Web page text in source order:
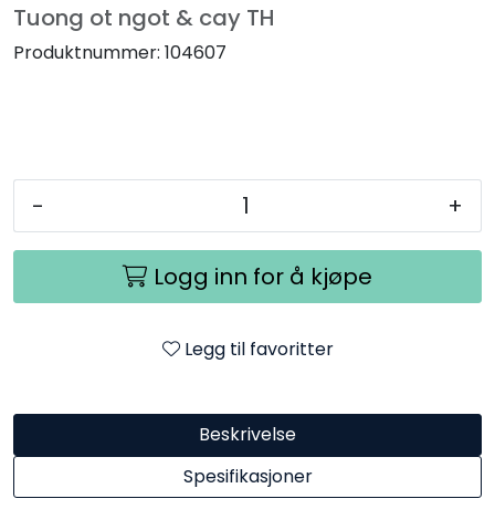
Tuong ot ngot & cay TH
Produktnummer: 104607
- +
Logg inn for å kjøpe
Legg til favoritter
Beskrivelse
Spesifikasjoner